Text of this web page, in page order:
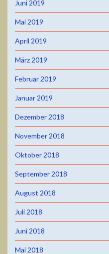
Juni 2019
Mai 2019
April 2019
März 2019
Februar 2019
Januar 2019
Dezember 2018
November 2018
Oktober 2018
September 2018
August 2018
Juli 2018
Juni 2018
Mai 2018